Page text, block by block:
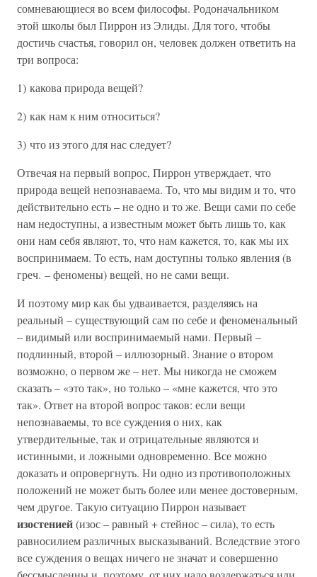
сомневающиеся во всем философы. Родоначальником
этой школы был Пиррон из Элиды. Для того, чтобы
достичь счастья, говорил он, человек должен ответить на
три вопроса:
1) какова природа вещей?
2) как нам к ним относиться?
3) что из этого для нас следует?
Отвечая на первый вопрос, Пиррон утверждает, что
природа вещей непознаваема. То, что мы видим и то, что
действительно есть – не одно и то же. Вещи сами по себе
нам недоступны, а известным может быть лишь то, как
они нам себя являют, то, что нам кажется, то, как мы их
воспринимаем. То есть, нам доступны только явления (в
греч. – феномены) вещей, но не сами вещи.
И поэтому мир как бы удваивается, разделяясь на
реальный – существующий сам по себе и феноменальный
– видимый или воспринимаемый нами. Первый –
подлинный, второй – иллюзорный. Знание о втором
возможно, о первом же – нет. Мы никогда не сможем
сказать – «это так», но только – «мне кажется, что это
так». Ответ на второй вопрос таков: если вещи
непознаваемы, то все суждения о них, как
утвердительные, так и отрицательные являются и
истинными, и ложными одновременно. Все можно
доказать и опровергнуть. Ни одно из противоположных
положений не может быть более или менее достоверным,
чем другое. Такую ситуацию Пиррон называет
изостенией(изос – равный + стейнос – сила), то есть
равносилием различных высказываний. Вследствие этого
все суждения о вещах ничего не значат и совершенно